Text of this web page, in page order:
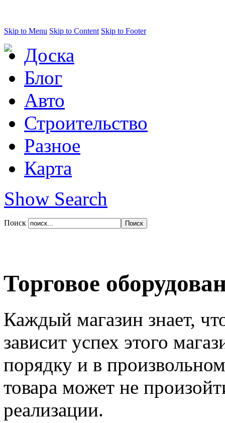
Skip to Menu Skip to Content Skip to Footer
Доска
Блог
Авто
Строительство
Разное
Карта
Show Search
Поиск
Торговое
Каждый магазин знает,
зависит успех этого
порядку и в
товара может не
реализации.